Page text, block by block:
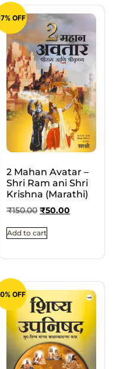
OFF
2 Mahan Avatar –
Shri Ram ani Shri
Krishna (Marathi)
₹150.00 ₹50.00
Add to cart
OFF